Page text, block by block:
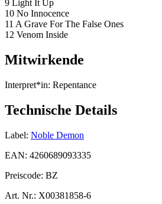
9 Light It Up
10 No Innocence
11 A Grave For The False Ones
12 Venom Inside
Mitwirkende
Interpret*in: Repentance
Technische Details
Label: Noble Demon
EAN: 4260689093335
Preiscode: BZ
Art. Nr.: X00381858-6